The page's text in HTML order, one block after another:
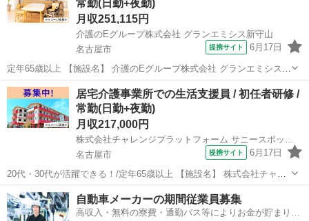
ーステーションソラ...常勤(日勤+夜勤)
月収251,115円
介護のEグループ株式会社 グランエミシス新守山
名古屋市
提携サイト 6月17日
定年65歳以上 【施設名】 介護のEグループ株式会社 グランエミシス新
守山 【勤務地】 愛知県 名古屋市守山区 【アクセス】 新守山駅から徒
歩13分 新守山駅/矢田(愛知)駅/上飯田駅 【雇用形態】常勤(日勤+夜
勤)...
愛知 名古屋市 介護士
居宅介護事業所での生活支援員 / 初任者研修 /
常勤(日勤+夜勤)
月収217,000円
株式会社チャレンジプラットフォーム サニースポット平針
名古屋市
提携サイト 6月17日
20代・30代が活躍できる！/定年65歳以上 【施設名】 株式会社チャレ
ンジプラットフォーム サニースポット平針 【勤務地】 愛知県 名古屋
市天白区 【アクセス】 平針駅から徒歩4分 平針駅/原(愛知)駅/赤池(愛
知)...
愛知 名古屋市 介護士
自動車メーカーの期間従業員募集
高収入・無料の寮費・通勤バス等によりお金が貯まりや